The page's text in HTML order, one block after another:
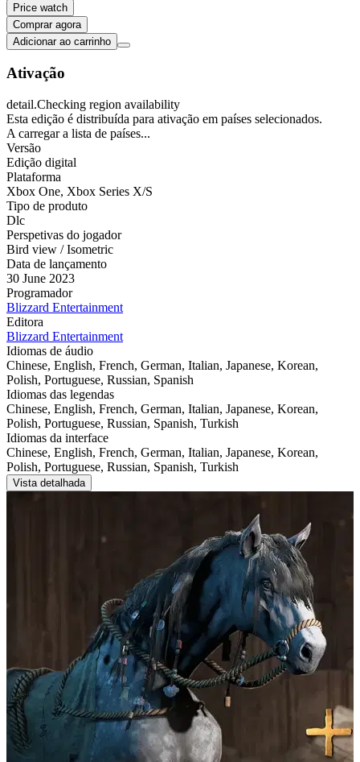
Price watch
Comprar agora
Adicionar ao carrinho
Ativação
detail.Checking region availability
Esta edição é distribuída para ativação em países selecionados.
A carregar a lista de países...
Versão
Edição digital
Plataforma
Xbox One, Xbox Series X/S
Tipo de produto
Dlc
Perspetivas do jogador
Bird view / Isometric
Data de lançamento
30 June 2023
Programador
Blizzard Entertainment
Editora
Blizzard Entertainment
Idiomas de áudio
Chinese, English, French, German, Italian, Japanese, Korean,
Polish, Portuguese, Russian, Spanish
Idiomas das legendas
Chinese, English, French, German, Italian, Japanese, Korean,
Polish, Portuguese, Russian, Spanish, Turkish
Idiomas da interface
Chinese, English, French, German, Italian, Japanese, Korean,
Polish, Portuguese, Russian, Spanish, Turkish
Vista detalhada